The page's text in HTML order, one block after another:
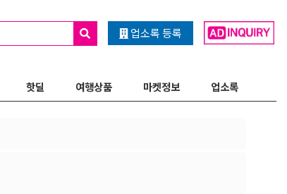
업소록 등록
핫딜 여행상품 마켓정보 업소록